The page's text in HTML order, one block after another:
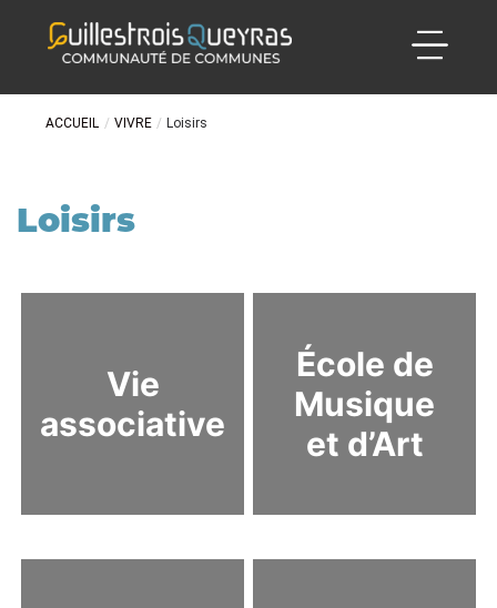
ACCUEIL / VIVRE / Loisirs
Loisirs
Vie
associative
École de
Musique
et d’Art